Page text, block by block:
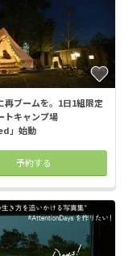
再ブームを。1日1組限定
トキャンプ場
」始動
予約する